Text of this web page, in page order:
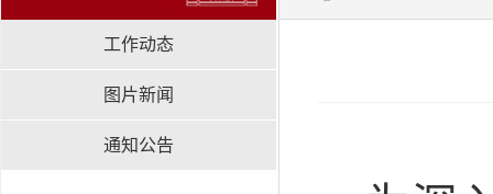
工作动态
图片新闻
通知公告